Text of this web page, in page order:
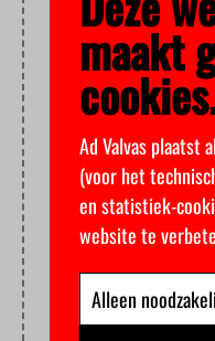
maakt
Ad Valvas plaatst
(voor het
en statistiek-
website te
Alleen